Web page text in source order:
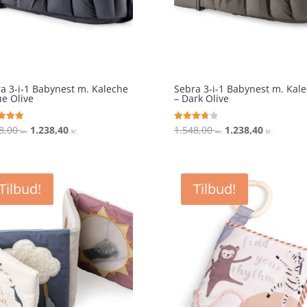
3-i-1 Babynest m. Kaleche
Olive
kr. Den
var:
1.548,00 kr..
1.238,40 kr.
1.238,40 kr..
Sebra 3-i-1 Babynest m.
– Dark Olive
Vurderet
3.8
1.548,00kr. Den
var:
1.548,00 kr..
1.238,40 kr.
Tilbud!